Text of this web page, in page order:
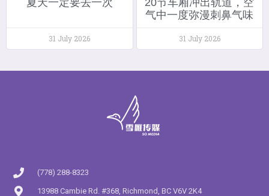
夏天一定要去一次
31 July 2026
20节车厢冲出轨道，空
气中一度弥漫刺鼻气味
31 July 2026
(778) 288-8323
13988 Cambie Rd. #368, Richmond, BC V6V 2K4